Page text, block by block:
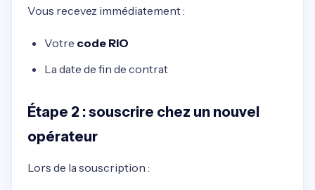
Vous recevez immédiatement :
Votre code RIO
La date de fin de contrat
Étape 2 : souscrire chez un nouvel
opérateur
Lors de la souscription :